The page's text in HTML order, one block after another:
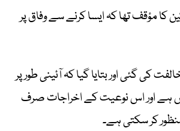
کا مؤقف تھا کہ ایسا کرنے سے وفاق پر
کی گئی اور بتایا گیا کہ آئینی طور پر
ہے اور اس نوعیت کے اخراجات صرف
کر سکتی ہے۔